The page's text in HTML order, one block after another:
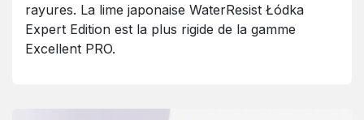
rayures. La lime japonaise WaterResist Łódka
Expert Edition est la plus rigide de la gamme
Excellent PRO.